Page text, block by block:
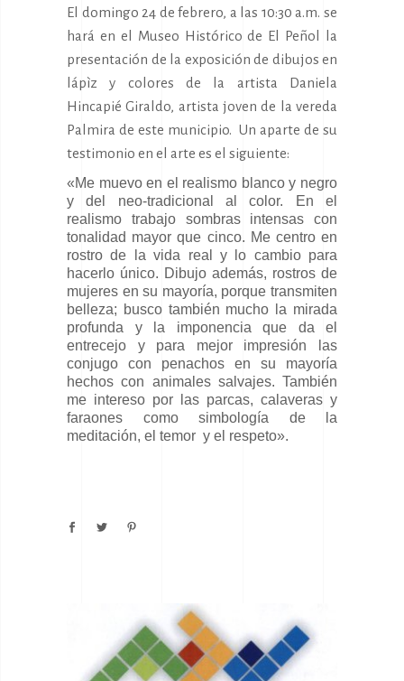
El domingo 24 de febrero, a las 10:30 a.m. se
hará en el Museo Histórico de El Peñol la
presentación de la exposición de dibujos en
lápìz y colores de la artista Daniela
Hincapié Giraldo, artista joven de la vereda
Palmira de este municipio. Un aparte de su
testimonio en el arte es el siguiente:
«Me muevo en el realismo blanco y negro
y del neo-tradicional al color. En el
realismo trabajo sombras intensas con
tonalidad mayor que cinco. Me centro en
rostro de la vida real y lo cambio para
hacerlo único. Dibujo además, rostros de
mujeres en su mayoría, porque transmiten
belleza; busco también mucho la mirada
profunda y la imponencia que da el
entrecejo y para mejor impresión las
conjugo con penachos en su mayoría
hechos con animales salvajes. También
me intereso por las parcas, calaveras y
faraones como simbología de la
meditación, el temor y el respeto».